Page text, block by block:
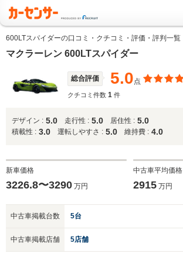
600LTスパイダーの口コミ・クチコミ・評価・評判一覧
マクラーレン 600LTスパイダー
総合評価 5.0点
クチコミ件数 1 件
デザイン : 5.0 走行性 : 5.0 居住性 : 5.0
積載性 : 3.0 運転しやすさ : 5.0 維持費 : 4.0
新車価格
3226.8〜3290 万円
中古車平均価格
2915万円
中古車掲載台数 5台
中古車掲載店舗 5店舗